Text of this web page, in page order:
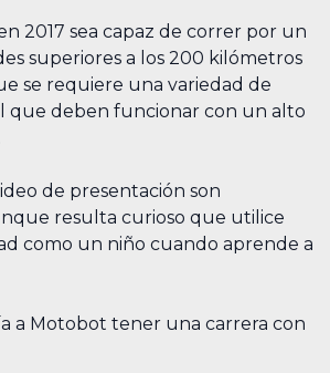
2017 sea capaz de correr por un
superiores a los 200 kilómetros
se requiere una variedad de
que deben funcionar con un alto
de presentación son
resulta curioso que utilice
como un niño cuando aprende a
a Motobot tener una carrera con